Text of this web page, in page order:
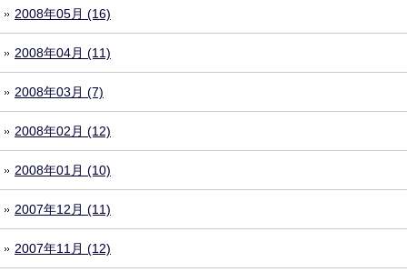
2008年05月 (16)
2008年04月 (11)
2008年03月 (7)
2008年02月 (12)
2008年01月 (10)
2007年12月 (11)
2007年11月 (12)